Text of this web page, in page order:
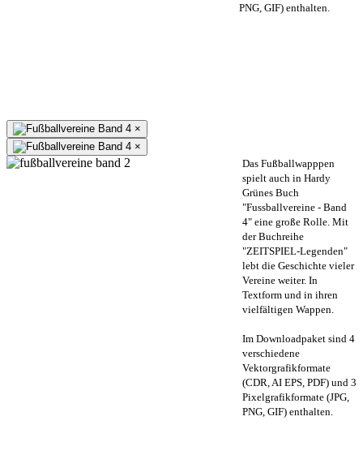
PNG, GIF) enthalten.
×
×
Das Fußballwapppen
spielt auch in Hardy
Grünes Buch
"Fussballvereine - Band
4" eine große Rolle. Mit
der Buchreihe
"ZEITSPIEL-Legenden"
lebt die Geschichte vieler
Vereine weiter. In
Textform und in ihren
vielfältigen Wappen.
Im Downloadpaket sind 4
verschiedene
Vektorgrafikformate
(CDR, AI EPS, PDF) und 3
Pixelgrafikformate (JPG,
PNG, GIF) enthalten.